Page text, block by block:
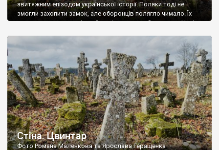
звитяжним епізодом української історії. Поляки тоді не
змогли захопити замок, але оборонців полягло чимало. Їх
поховали на цвинтарі, який тоді називався Замковим. Нині на
ньому чимало хрестів 19 століття, є такі, де епітафії стер […]
Стіна. Цвинтар
Фото Романа Маленкова та Ярослава Геращенка